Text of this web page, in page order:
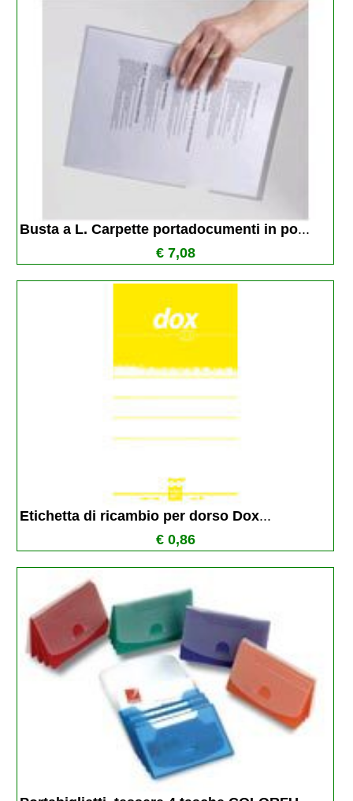
Busta a L. Carpette portadocumenti in po...
€ 7,08
Etichetta di ricambio per dorso Dox...
€ 0,86